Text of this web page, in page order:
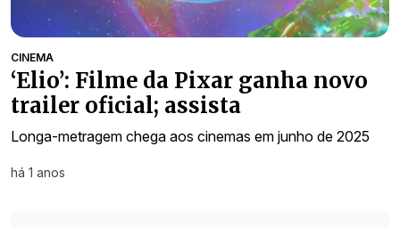
CINEMA
‘Elio’: Filme da Pixar ganha novo
trailer oficial; assista
Longa-metragem chega aos cinemas em junho de 2025
há 1 anos